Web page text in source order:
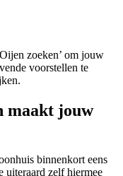
zoeken’ om jouw
voorstellen te
maakt jouw
binnenkort eens
uiteraard zelf hiermee